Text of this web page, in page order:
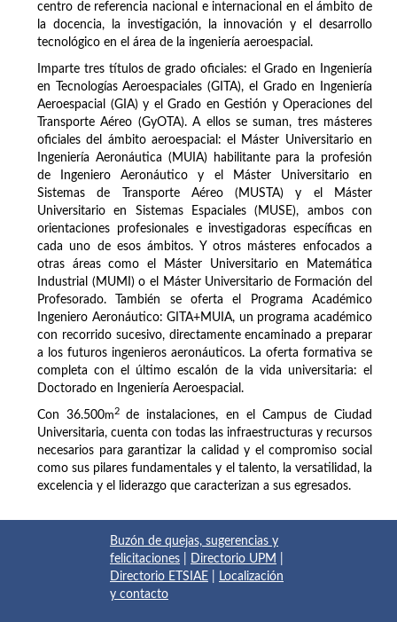
centro de referencia nacional e internacional en el ámbito de
la docencia, la investigación, la innovación y el desarrollo
tecnológico en el área de la ingeniería aeroespacial.
Imparte tres títulos de grado oficiales: el Grado en Ingeniería
en Tecnologías Aeroespaciales (GITA), el Grado en Ingeniería
Aeroespacial (GIA) y el Grado en Gestión y Operaciones del
Transporte Aéreo (GyOTA). A ellos se suman, tres másteres
oficiales del ámbito aeroespacial: el Máster Universitario en
Ingeniería Aeronáutica (MUIA) habilitante para la profesión
de Ingeniero Aeronáutico y el Máster Universitario en
Sistemas de Transporte Aéreo (MUSTA) y el Máster
Universitario en Sistemas Espaciales (MUSE), ambos con
orientaciones profesionales e investigadoras específicas en
cada uno de esos ámbitos. Y otros másteres enfocados a
otras áreas como el Máster Universitario en Matemática
Industrial (MUMI) o el Máster Universitario de Formación del
Profesorado. También se oferta el Programa Académico
Ingeniero Aeronáutico: GITA+MUIA, un programa académico
con recorrido sucesivo, directamente encaminado a preparar
a los futuros ingenieros aeronáuticos. La oferta formativa se
completa con el último escalón de la vida universitaria: el
Doctorado en Ingeniería Aeroespacial.
Con 36.500m2
de instalaciones, en el Campus de Ciudad
Universitaria, cuenta con todas las infraestructuras y recursos
necesarios para garantizar la calidad y el compromiso social
como sus pilares fundamentales y el talento, la versatilidad, la
excelencia y el liderazgo que caracterizan a sus egresados.
Buzón de quejas, sugerencias y
felicitaciones
Directorio UPM
Directorio ETSIAE
Localización
y contacto